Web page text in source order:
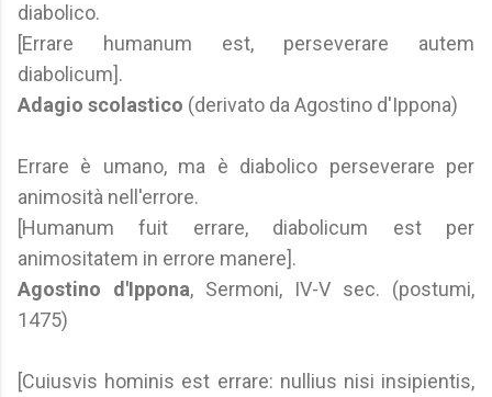
diabolico.
[Errare humanum est, perseverare autem
diabolicum].
Adagio scolastico (derivato da Agostino d'Ippona)
Errare è umano, ma è diabolico perseverare per
animosità nell'errore.
[Humanum fuit errare, diabolicum est per
animositatem in errore manere].
Agostino d'Ippona, Sermoni, IV-V sec. (postumi,
1475)
[Cuiusvis hominis est errare: nullius nisi insipientis,